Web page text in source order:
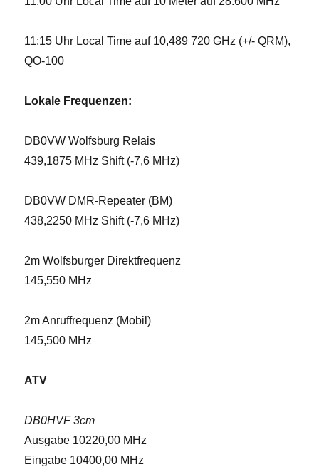
11:15 Uhr Local Time auf 10,489 720 GHz (+/- QRM),
QO-100
Lokale Frequenzen:
DB0VW Wolfsburg Relais
439,1875 MHz Shift (-7,6 MHz)
DB0VW DMR-Repeater (BM)
438,2250 MHz Shift (-7,6 MHz)
2m Wolfsburger Direktfrequenz
145,550 MHz
2m Anruffrequenz (Mobil)
145,500 MHz
ATV
DB0HVF 3cm
Ausgabe 10220,00 MHz
Eingabe 10400,00 MHz